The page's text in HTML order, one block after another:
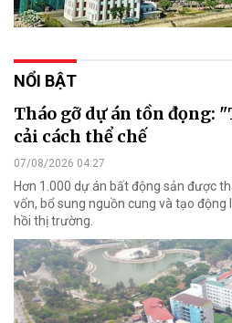
NỔI BẬT
Tháo gỡ dự án tồn đọng:
cải cách thể chế
07/08/2026 04:27
Hơn 1.000 dự án bất động sản được
vốn, bổ sung nguồn cung và tạo
hồi thị trường.